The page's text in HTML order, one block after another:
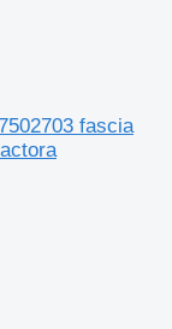
fascia